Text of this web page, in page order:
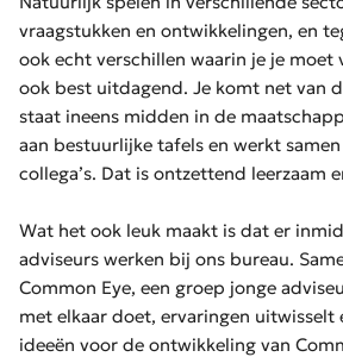
vraagstukken en ontwikkelingen, en
ook echt verschillen waarin je je moet
ook best uitdagend. Je komt net van
staat ineens midden in de
aan bestuurlijke tafels en werkt
collega’s. Dat is ontzettend leerzaam
Wat het ook leuk maakt is dat er
adviseurs werken bij ons bureau.
Common Eye, een groep jonge
met elkaar doet, ervaringen
ideeën voor de ontwikkeling van